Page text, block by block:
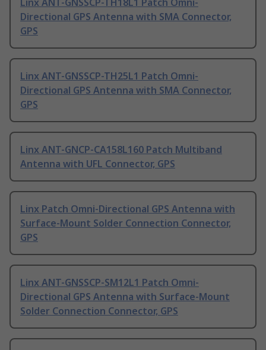
Linx ANT-GNSSCP-TH18L1 Patch Omni-
Directional GPS Antenna with SMA Connector,
GPS
Linx ANT-GNSSCP-TH25L1 Patch Omni-
Directional GPS Antenna with SMA Connector,
GPS
Linx ANT-GNCP-CA158L160 Patch Multiband
Antenna with UFL Connector, GPS
Linx Patch Omni-Directional GPS Antenna with
Surface-Mount Solder Connection Connector,
GPS
Linx ANT-GNSSCP-SM12L1 Patch Omni-
Directional GPS Antenna with Surface-Mount
Solder Connection Connector, GPS